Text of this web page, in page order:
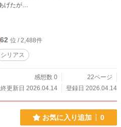
げたが…
62 位 / 2,488件
シリアス
感想数 0
22ページ
更新日 2026.04.14
登録日 2026.04.14
お気に入り追加 0